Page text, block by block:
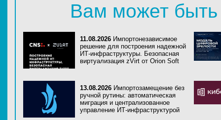
Вам может быть
11.08.2026 Импортонезависимое
решение для построения надежной
ИТ-инфраструктуры. Безопасная
виртуализация zVirt от Orion Soft
13.08.2026 Импортозамещение без
ручной рутины: автоматическая
миграция и централизованное
управление ИТ-инфраструктурой